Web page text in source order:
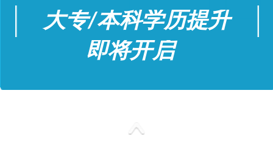
大专/本科学历提升
即将开启